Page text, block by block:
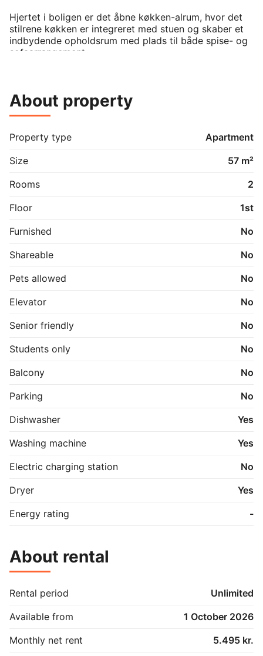
Hjertet i boligen er det åbne køkken-alrum, hvor det
stilrene køkken er integreret med stuen og skaber et
indbydende opholdsrum med plads til både spise- og
sofaarrangement.
badeværelse med vaskemaskine og tørretumbler.
gulve, hvide vægge og et godt lysindfald fra de store
vinduer.
hyggelige byliv med caféer, butikker,
døren.
En attraktiv lejlighed til dig, der ønsker en central
About property
Property type
Apartment
Size
57 m²
Rooms
2
Floor
1st
Furnished
No
Shareable
No
Pets allowed
No
Elevator
No
Senior friendly
No
Students only
No
Balcony
No
Parking
No
Dishwasher
Yes
Washing machine
Yes
Electric charging station
No
Dryer
Yes
Energy rating
-
About rental
Rental period
Unlimited
Available from
1 October 2026
Monthly net rent
5.495 kr.